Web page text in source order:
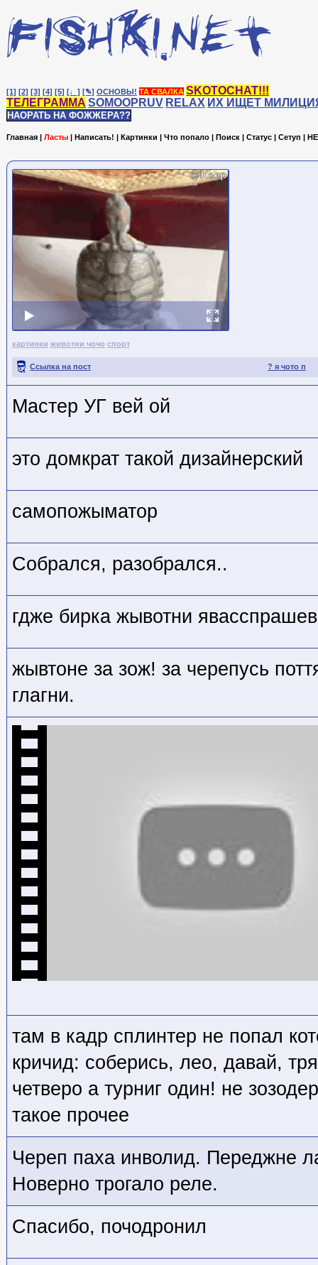
[1] [2] [3] [4] [5] [♩] [✎] ОСНОВЫ! ТА СВАЛКА SKOTOCHAT!!!
ТЕЛЕГРАММА SOMOOPRUV RELAX ИХ ИЩЕТ
НАОРАТЬ НА ФОЖЖЕРА??
Главная | Ласты | Написать! | Картинки | Что попало | Поиск | Статус | Сетуп |
картинки животни чочо спорт
? я чото п
Ссылка на пост
Мастер УГ вей ой
это домкрат такой дизайнерский
самопожыматор
Собрался, разобрался..
гдже бирка жывотни
жывтоне за зож! за черепусь
глагни.
там в кадр сплинтер не попал
кричид: соберись, лео, давай,
четверо а турниг один! не
такое прочее
Череп паха инволид. Переджне
Новерно трогало реле.
Спасибо, почодронил